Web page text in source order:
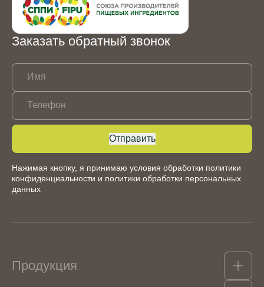
Заказать обратный звонок
Имя
Телефон
Отправить
Нажимая кнопку, я принимаю условия обработки политики
конфиденциальности и политики обработки персональных
данных
Продукция